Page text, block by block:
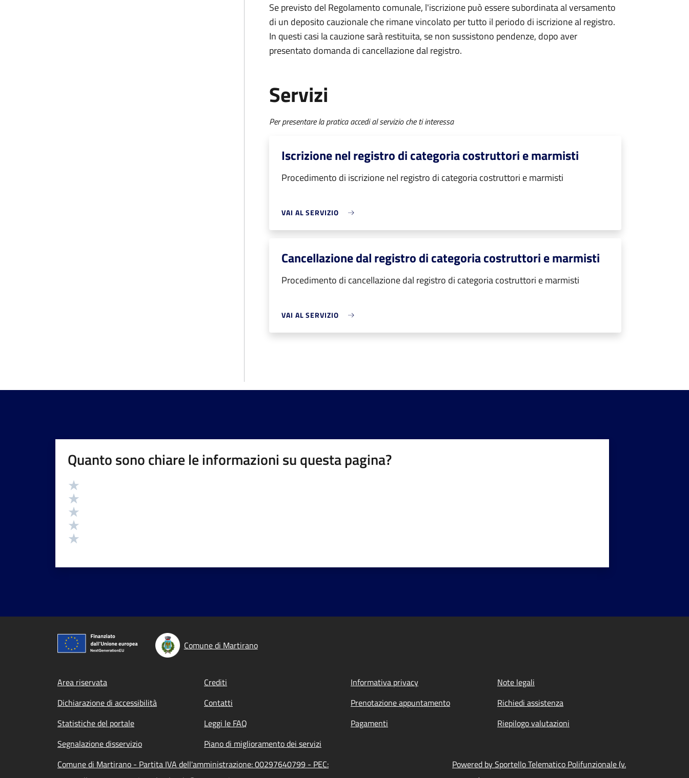
Se previsto del Regolamento comunale, l'iscrizione può essere subordinata al versamento
di un deposito cauzionale che rimane vincolato per tutto il periodo di iscrizione al registro.
In questi casi la cauzione sarà restituita, se non sussistono pendenze, dopo aver
presentato domanda di cancellazione dal registro.
Servizi
Per presentare la pratica accedi al servizio che ti interessa
Iscrizione nel registro di categoria costruttori e marmisti
Procedimento di iscrizione nel registro di categoria costruttori e marmisti
VAI AL SERVIZIO
Cancellazione dal registro di categoria costruttori e marmisti
Procedimento di cancellazione dal registro di categoria costruttori e marmisti
VAI AL SERVIZIO
Quanto sono chiare le informazioni su questa pagina?
Valutazione
Comune di Martirano
Footer menu
Area riservata Crediti Informativa privacy
Note legali
Dichiarazione di accessibilità
Contatti Prenotazione appuntamento
Richiedi assistenza
Statistiche del portale
Leggi le FAQ Pagamenti
Riepilogo valutazioni
Segnalazione disservizio
Piano di miglioramento dei servizi
Comune di Martirano - Partita IVA dell'amministrazione: 00297640799 - PEC:
Powered by Sportello Telematico Polifunzionale (v.